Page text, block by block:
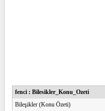
fenci : Bilesikler_Konu_Ozeti
Bileşikler (Konu Özeti)